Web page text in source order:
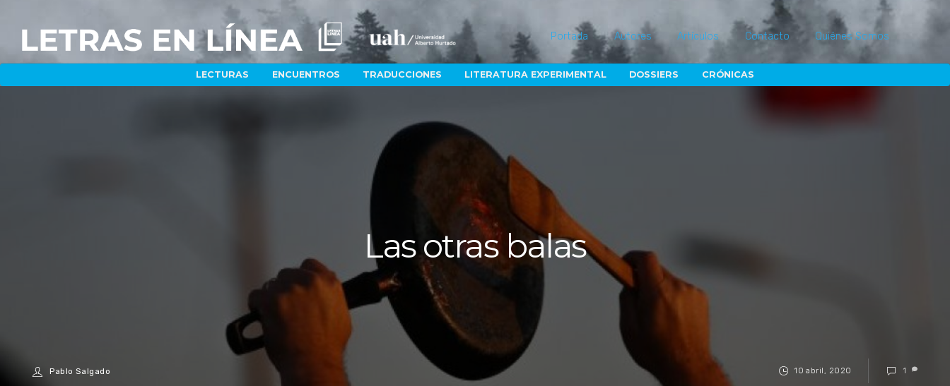
Portada Autores Artículos Contacto Quiénes Somos
LECTURAS ENCUENTROS TRADUCCIONES LITERATURA EXPERIMENTAL DOSSIERS CRÓNICAS
10 abril, 2020
Las otras balas
Pablo Salgado 1